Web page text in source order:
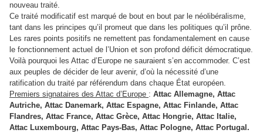
nouveau traité.
Ce traité modificatif est marqué de bout en bout par le néolibéralisme,
tant dans les principes qu’il promeut que dans les politiques qu’il prône.
Les rares points positifs ne remettent pas fondamentalement en cause
le fonctionnement actuel de l’Union et son profond déficit démocratique.
Voilà pourquoi les Attac d’Europe ne sauraient s’en accommoder. C’est
aux peuples de décider de leur avenir, d’où la nécessité d’une
ratification du traité par référendum dans chaque État européen.
Premiers signataires des Attac d’Europe : Attac Allemagne, Attac
Autriche, Attac Danemark, Attac Espagne, Attac Finlande, Attac
Flandres, Attac France, Attac Grèce, Attac Hongrie, Attac Italie,
Attac Luxembourg, Attac Pays-Bas, Attac Pologne, Attac Portugal.